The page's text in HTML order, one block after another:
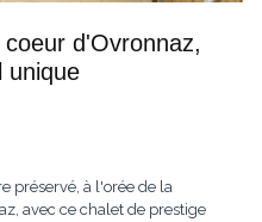
d'Ovronnaz,
unique
préservé, à l'orée de la
avec ce chalet de prestige